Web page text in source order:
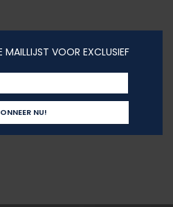
VOOR EXCLUSIEF